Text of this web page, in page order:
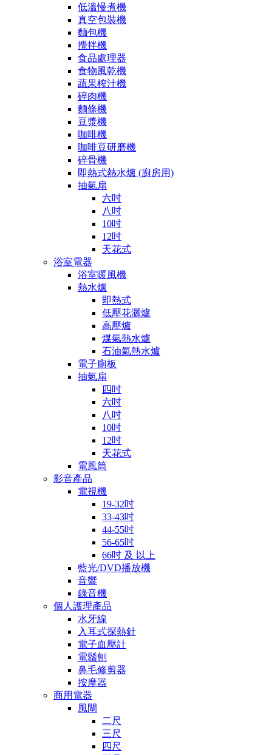
低溫慢煮機
真空包裝機
麵包機
攪拌機
食品處理器
食物風乾機
蔬果榨汁機
碎肉機
麵條機
豆漿機
咖啡機
咖啡豆研磨機
碎骨機
即熱式熱水爐 (廚房用)
抽氣扇
六吋
八吋
10吋
12吋
天花式
浴室電器
浴室暖風機
熱水爐
即熱式
低壓花灑爐
高壓爐
煤氣熱水爐
石油氣熱水爐
電子廁板
抽氣扇
四吋
六吋
八吋
10吋
12吋
天花式
電風筒
影音產品
電視機
19-32吋
33-43吋
44-55吋
56-65吋
66吋 及 以上
藍光/DVD播放機
音響
錄音機
個人護理產品
水牙線
入耳式探熱針
電子血壓計
電鬚刨
鼻毛修剪器
按摩器
商用電器
風閘
二尺
三尺
四尺